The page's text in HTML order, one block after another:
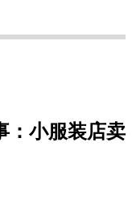
：小服装店卖